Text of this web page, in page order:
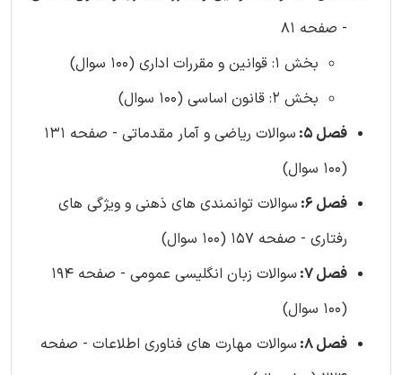
- صفحه 81
بخش 1: قوانین و مقررات اداری (100 سوال)
بخش 2: قانون اساسی (100 سوال)
فصل 5:
سوالات ریاضی و آمار مقدماتی - صفحه 131
(100 سوال)
فصل 6:
سوالات توانمندی های ذهنی و ویژگی های
رفتاری - صفحه 157 (100 سوال)
فصل 7:
سوالات زبان انگلیسی عمومی - صفحه 194
(100 سوال)
فصل 8:
سوالات مهارت های فناوری اطلاعات - صفحه